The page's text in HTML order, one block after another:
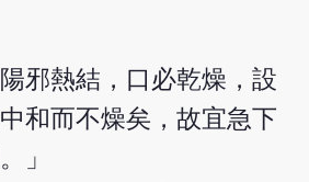
邪熱結，口必乾燥，設
和而不燥矣，故宜急下
」